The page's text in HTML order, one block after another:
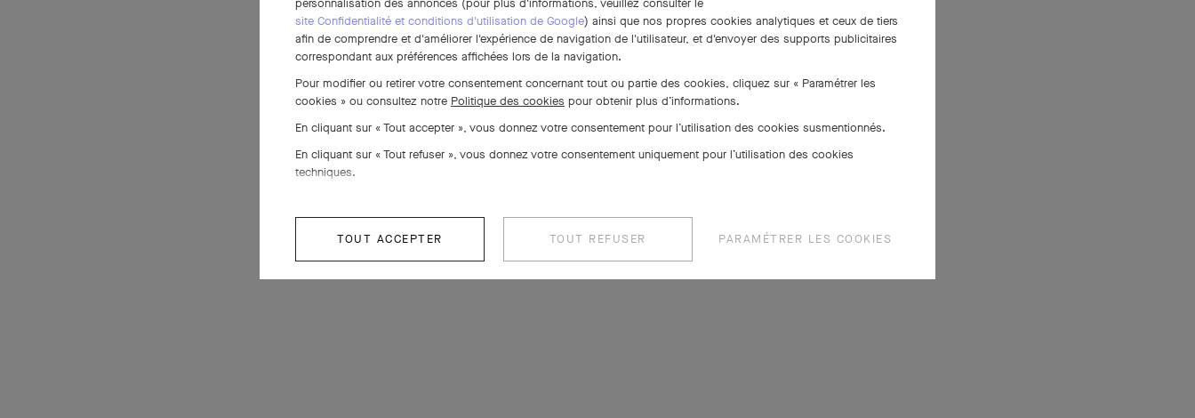
personnalisation des annonces (pour plus d'informations, veuillez consulter le
site Confidentialité et conditions d'utilisation de Google) ainsi que nos propres cookies analytiques et ceux de tiers
afin de comprendre et d'améliorer l'expérience de navigation de l'utilisateur, et d'envoyer des supports publicitaires
correspondant aux préférences affichées lors de la navigation.
Pour modifier ou retirer votre consentement concernant tout ou partie des cookies, cliquez sur « Paramétrer les
cookies » ou consultez notre Politique des cookies pour obtenir plus d’informations.
En cliquant sur « Tout accepter », vous donnez votre consentement pour l’utilisation des cookies susmentionnés.
En cliquant sur « Tout refuser », vous donnez votre consentement uniquement pour l’utilisation des cookies
techniques.
TOUT ACCEPTER TOUT REFUSER PARAMÉTRER LES COOKIES